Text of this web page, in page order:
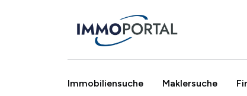
Immobiliensuche Maklersuche